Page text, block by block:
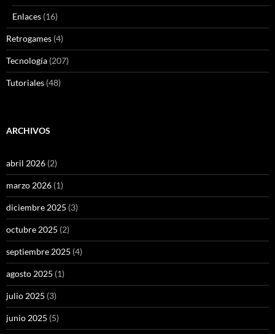
Enlaces (16)
Retrogames (4)
Tecnología (207)
Tutoriales (48)
ARCHIVOS
abril 2026 (2)
marzo 2026 (1)
diciembre 2025 (3)
octubre 2025 (2)
septiembre 2025 (4)
agosto 2025 (1)
julio 2025 (3)
junio 2025 (5)